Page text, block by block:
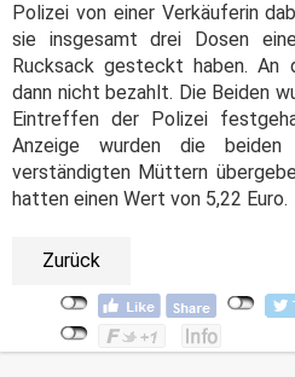
Polizei von einer Verkäuferin
sie insgesamt drei Dosen
Rucksack gesteckt haben. An
dann nicht bezahlt. Die Beiden
Eintreffen der Polizei
Anzeige wurden die
verständigten Müttern
hatten einen Wert von 5,22 Euro.
Zurück